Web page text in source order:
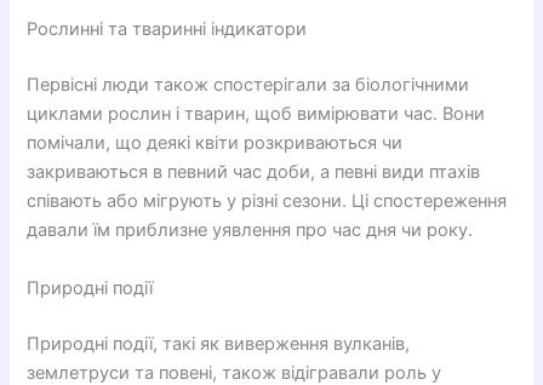
Рослинні та тваринні індикатори
Первісні люди також спостерігали за біологічними
циклами рослин і тварин, щоб вимірювати час. Вони
помічали, що деякі квіти розкриваються чи
закриваються в певний час доби, а певні види птахів
співають або мігрують у різні сезони. Ці спостереження
давали їм приблизне уявлення про час дня чи року.
Природні події
Природні події, такі як виверження вулканів,
землетруси та повені, також відігравали роль у